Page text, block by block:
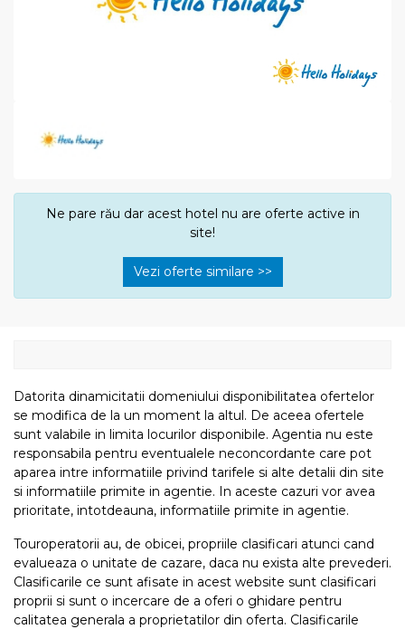
Ne pare rău dar acest hotel nu are oferte active in
site!
Vezi oferte similare >>
Datorita dinamicitatii domeniului disponibilitatea ofertelor
se modifica de la un moment la altul. De aceea ofertele
sunt valabile in limita locurilor disponibile. Agentia nu este
responsabila pentru eventualele neconcordante care pot
aparea intre informatiile privind tarifele si alte detalii din site
si informatiile primite in agentie. In aceste cazuri vor avea
prioritate, intotdeauna, informatiile primite in agentie.
Touroperatorii au, de obicei, propriile clasificari atunci cand
evalueaza o unitate de cazare, daca nu exista alte prevederi.
Clasificarile ce sunt afisate in acest website sunt clasificari
proprii si sunt o incercare de a oferi o ghidare pentru
calitatea generala a proprietatilor din oferta. Clasificarile